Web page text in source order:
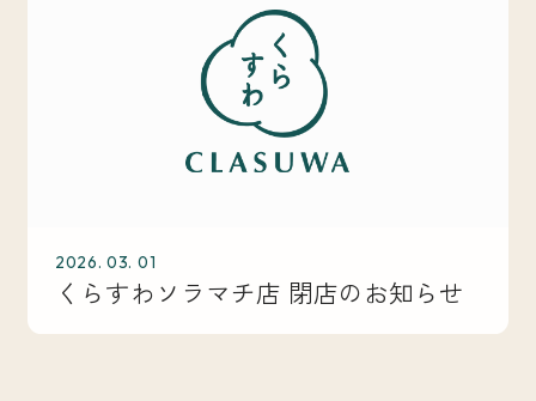
2026. 03. 01
くらすわソラマチ店 閉店のお知らせ